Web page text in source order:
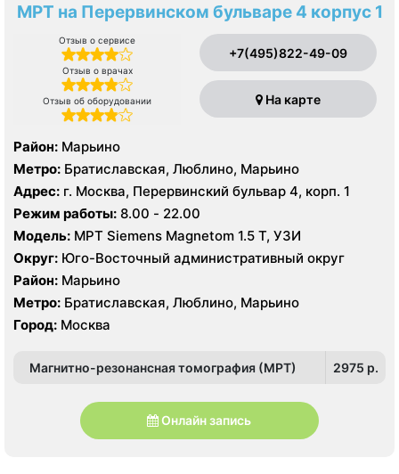
МРТ на Перервинском бульваре 4 корпус 1
Отзыв о сервисе
Отзыв о врачах
Отзыв об оборудовании
+7(495)822-49-09
На карте
Район: Марьино
Метро: Братиславская, Люблино, Марьино
Адрес: г. Москва, Перервинский бульвар 4, корп. 1
Режим работы: 8.00 - 22.00
Модель: МРТ Siemens Magnetom 1.5 Т, УЗИ
Округ: Юго-Восточный административный округ
Район: Марьино
Метро: Братиславская, Люблино, Марьино
Город: Москва
Магнитно-резонансная томография (МРТ) 2975 p.
Онлайн запись